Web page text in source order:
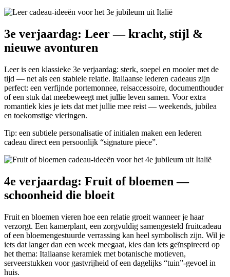
3e verjaardag: Leer — kracht, stijl &
nieuwe avonturen
Leer is een klassieke 3e verjaardag: sterk, soepel en mooier met de
tijd — net als een stabiele relatie. Italiaanse lederen cadeaus zijn
perfect: een verfijnde portemonnee, reisaccessoire, documenthouder
of een stuk dat meebeweegt met jullie leven samen. Voor extra
romantiek kies je iets dat met jullie mee reist — weekends, jubilea
en toekomstige vieringen.
Tip: een subtiele personalisatie of initialen maken een lederen
cadeau direct een persoonlijk “signature piece”.
4e verjaardag: Fruit of bloemen —
schoonheid die bloeit
Fruit en bloemen vieren hoe een relatie groeit wanneer je haar
verzorgt. Een kamerplant, een zorgvuldig samengesteld fruitcadeau
of een bloemengestuurde verrassing kan heel symbolisch zijn. Wil je
iets dat langer dan een week meegaat, kies dan iets geïnspireerd op
het thema: Italiaanse keramiek met botanische motieven,
serveerstukken voor gastvrijheid of een dagelijks “tuin”-gevoel in
huis.